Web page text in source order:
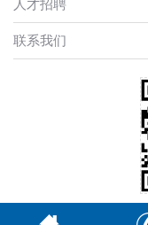
人才招聘
联系我们
Copyright